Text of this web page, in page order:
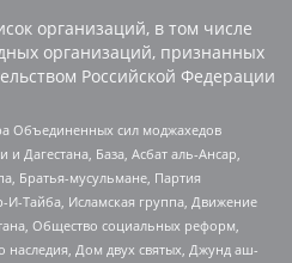
организаций, в том числе
организаций, признанных
Российской Федерации
Объединенных сил моджахедов
Дагестана, База, Асбат аль-Ансар,
Братья-мусульмане, Партия
Тайба, Исламская группа, Движение
Общество социальных реформ,
наследия, Дом двух святых, Джунд аш-